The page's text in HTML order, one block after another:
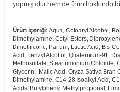
yapmış olur hem de ürün hakkında
Ürün içeriği: Aqua, Cetearyl Alcohol,
Dimethylamine, Cetyl Esters,
Dimethicone, Parfum, Lactic Acid, Bis-
Acid, Benzyl Alcohol, Quaternium-91,
Methosulfate, Steartrimonium Chloride,
Glycerin, Malic Acid, Oryza Sativa Bran
Dimethylamine, C14-28 Isoalkyl Acid,
Acids, Butylphenyl Methylpropional,